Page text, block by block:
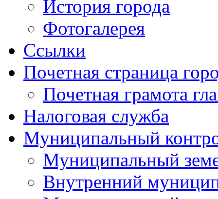
История города
Фотогалерея
Ссылки
Почетная страница
Почетная грамота
Налоговая служба
Муниципальный
Муниципальный
Внутренний